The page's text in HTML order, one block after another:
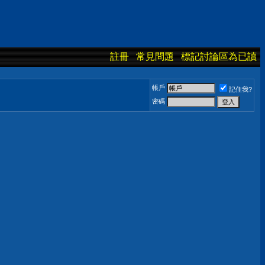
註冊 常見問題 標記討論區為已讀
帳戶
記住我?
密碼